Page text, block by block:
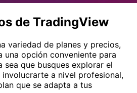
de TradingView
variedad de planes y precios,
una opción conveniente para
sea que busques explorar el
a nivel profesional,
que se adapta a tus